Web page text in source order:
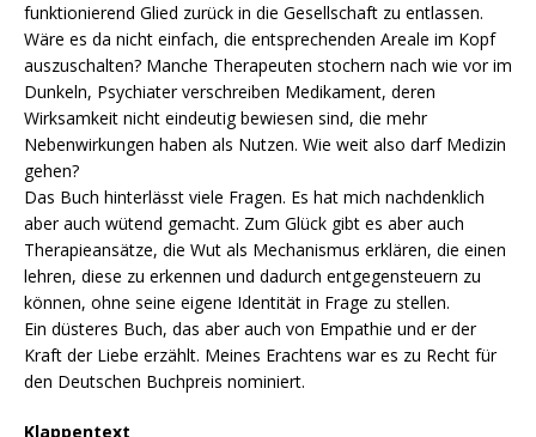
funktionierend Glied zurück in die Gesellschaft zu entlassen.
Wäre es da nicht einfach, die entsprechenden Areale im Kopf
auszuschalten? Manche Therapeuten stochern nach wie vor im
Dunkeln, Psychiater verschreiben Medikament, deren
Wirksamkeit nicht eindeutig bewiesen sind, die mehr
Nebenwirkungen haben als Nutzen. Wie weit also darf Medizin
gehen?
Das Buch hinterlässt viele Fragen. Es hat mich nachdenklich
aber auch wütend gemacht. Zum Glück gibt es aber auch
Therapieansätze, die Wut als Mechanismus erklären, die einen
lehren, diese zu erkennen und dadurch entgegensteuern zu
können, ohne seine eigene Identität in Frage zu stellen.
Ein düsteres Buch, das aber auch von Empathie und er der
Kraft der Liebe erzählt. Meines Erachtens war es zu Recht für
den Deutschen Buchpreis nominiert.
Klappentext